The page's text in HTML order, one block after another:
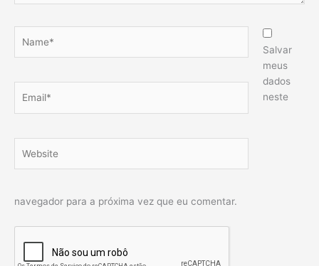
Salvar
meus
dados
neste
navegador para a próxima vez que eu comentar.